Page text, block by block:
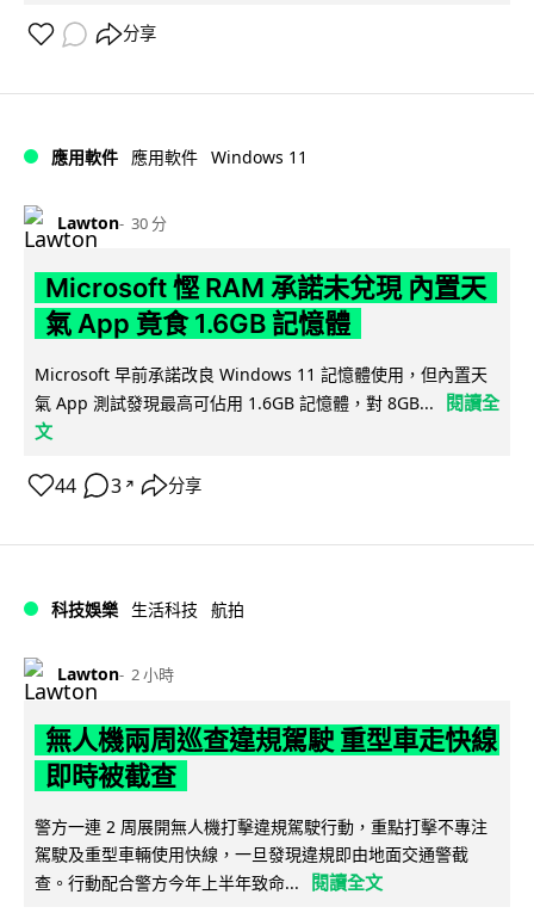
分享
應用軟件 應用軟件 Windows 11
Lawton 30 分
Microsoft 慳 RAM 承諾未兌現 內置天
氣 App 竟食 1.6GB 記憶體
Microsoft 早前承諾改良 Windows 11 記憶體使用，但內置天
氣 App 測試發現最高可佔用 1.6GB 記憶體，對 8GB...
閱讀全
文
44 3 ↗ 分享
科技娛樂 生活科技 航拍
Lawton 2 小時
無人機兩周巡查違規駕駛 重型車走快線
即時被截查
警方一連 2 周展開無人機打擊違規駕駛行動，重點打擊不專注
駕駛及重型車輛使用快線，一旦發現違規即由地面交通警截
查。行動配合警方今年上半年致命...
閱讀全文